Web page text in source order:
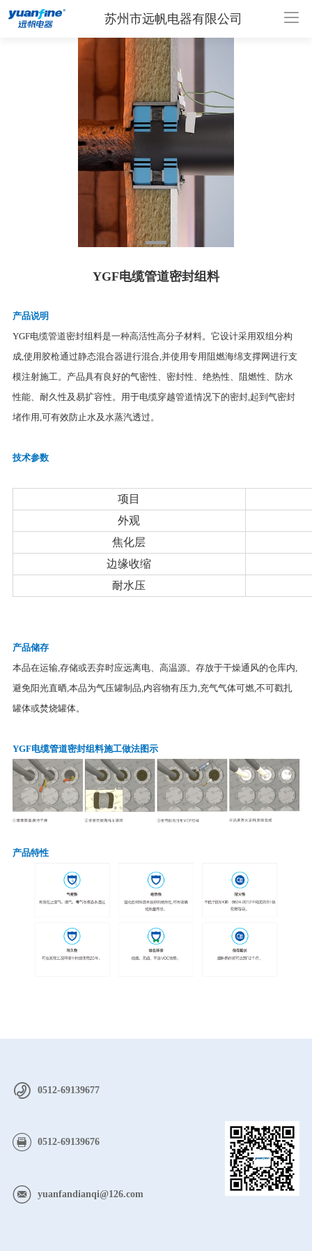
苏州市远帆电器有限公司
YGF电缆管道密封组料
产品说明
YGF电缆管道密封组料是一种高活性高分子材料。它设计采用双组分构
成,使用胶枪通过静态混合器进行混合,并使用专用阻燃海绵支撑网进行支
模注射施工。产品具有良好的气密性、密封性、绝热性、阻燃性、防水
性能、耐久性及易扩容性。用于电缆穿越管道情况下的密封,起到气密封
堵作用,可有效防止水及水蒸汽透过。
技术参数
项目
外观
焦化层
边缘收缩
耐水压
产品储存
本品在运输,存储或丟弃时应远离电、高温源。存放于干燥通风的仓库内,
避免阳光直晒,本品为气压罐制品,内容物有压力,充气气体可燃,不可戳扎
罐体或焚烧罐体。
YGF电缆管道密封组料施工做法图示
产品特性
0512-69139677
0512-69139676
yuanfandianqi@126.com